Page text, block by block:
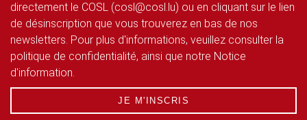
directement le COSL (cosl@cosl.lu) ou en cliquant sur le lien
de désinscription que vous trouverez en bas de nos
newsletters. Pour plus d'informations, veuillez consulter la
politique de confidentialité, ainsi que notre Notice
d'information.
JE M'INSCRIS